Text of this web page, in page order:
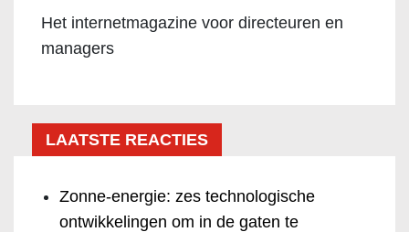
Het internetmagazine voor directeuren en
managers
LAATSTE REACTIES
Zonne-energie: zes technologische
ontwikkelingen om in de gaten te